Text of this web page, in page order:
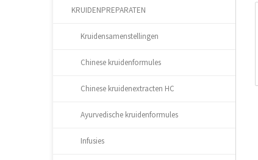
KRUIDENPREPARATEN
Kruidensamenstellingen
Chinese kruidenformules
Chinese kruidenextracten HC
Ayurvedische kruidenformules
Infusies